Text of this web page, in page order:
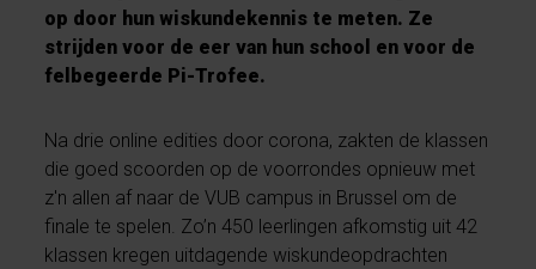
op door hun wiskundekennis te meten. Ze
strijden voor de eer van hun school en voor de
felbegeerde Pi-Trofee.
Na drie online edities door corona, zakten de klassen
die goed scoorden op de voorrondes opnieuw met
z'n allen af naar de VUB campus in Brussel om de
finale te spelen. Zo’n 450 leerlingen afkomstig uit 42
klassen kregen uitdagende wiskundeopdrachten